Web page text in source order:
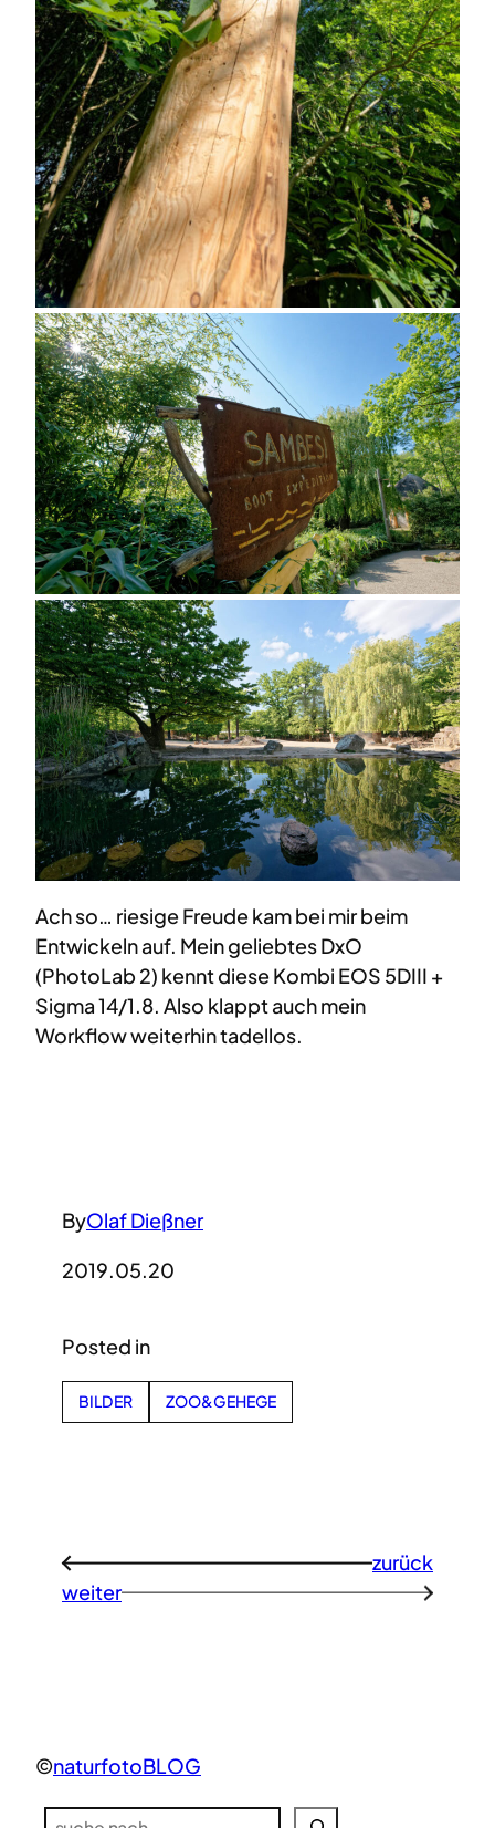
Ach so… riesige Freude kam bei mir beim
Entwickeln auf. Mein geliebtes DxO
(PhotoLab 2) kennt diese Kombi EOS 5DIII +
Sigma 14/1.8. Also klappt auch mein
Workflow weiterhin tadellos.
ByOlaf Dießner
2019.05.20
Posted in
BILDER ZOO&GEHEGE
←
zurück
weiter
→
©naturfotoBLOG
S